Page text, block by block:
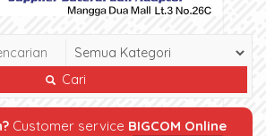
Cari
Customer service BIGCOM Online